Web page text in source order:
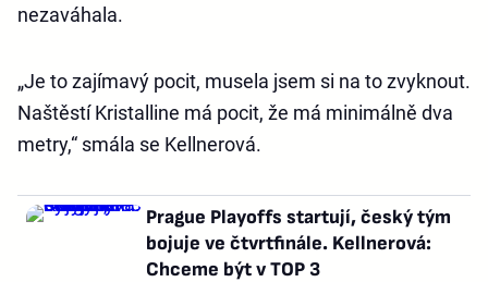
nezaváhala.
„Je to zajímavý pocit, musela jsem si na to zvyknout.
Naštěstí Kristalline má pocit, že má minimálně dva
metry,“ smála se Kellnerová.
Prague Playoffs startují, český tým
bojuje ve čtvrtfinále. Kellnerová:
Chceme být v TOP 3